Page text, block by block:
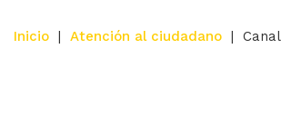
Inicio | Atención al ciudadano |